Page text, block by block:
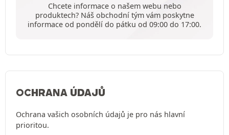
Chcete informace o našem webu nebo
produktech? Náš obchodní tým vám poskytne
informace od pondělí do pátku od 09:00 do 17:00.
OCHRANA ÚDAJŮ
Ochrana vašich osobních údajů je pro nás hlavní
prioritou.